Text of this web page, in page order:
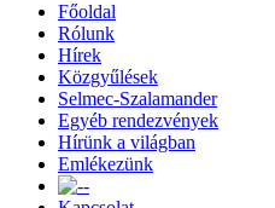
Főoldal
Rólunk
Hírek
Közgyűlések
Selmec-Szalamander
Egyéb rendezvények
Hírünk a világban
Emlékezünk
-